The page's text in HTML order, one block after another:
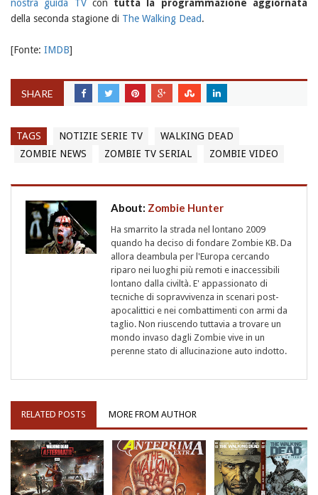
nostra guida TVcon tutta la programmazione aggiornata
della seconda stagione di The Walking Dead.
[Fonte: IMDB]
SHARE
TAGS NOTIZIE SERIE TV
WALKING DEAD
ZOMBIE NEWS
ZOMBIE TV SERIAL ZOMBIE VIDEO
About: Zombie Hunter
Ha smarrito la strada nel lontano 2009
quando ha deciso di fondare Zombie KB. Da
allora deambula per l'Europa cercando
riparo nei luoghi più remoti e inaccessibili
lontano dalla civiltà. E' appassionato di
tecniche di sopravvivenza in scenari post-
apocalittici e nei combattimenti con armi da
taglio. Non riuscendo tuttavia a trovare un
mondo invaso dagli Zombie vive in un
perenne stato di allucinazione auto indotto.
RELATED POSTS MORE FROM AUTHOR